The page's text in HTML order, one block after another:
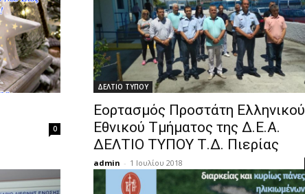
0
ΔΕΛΤΙΟ ΤΥΠΟΥ
Εορτασμός Προστάτη Ελληνικού
Εθνικού Τμήματος της Δ.Ε.Α.
ΔΕΛΤΙΟ ΤΥΠΟΥ Τ.Δ. Πιερίας
admin - 1 Ιουλίου 2018